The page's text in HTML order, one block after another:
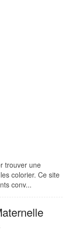
trouver une
colorier. Ce site
conv...